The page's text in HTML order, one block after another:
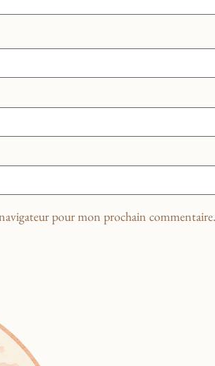
pour mon prochain commentaire.